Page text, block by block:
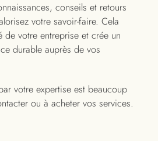
conseils et retours
votre savoir-faire. Cela
votre entreprise et crée un
durable auprès de vos
votre expertise est beaucoup
ou à acheter vos services.